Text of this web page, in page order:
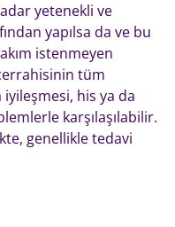
yetenekli ve
yapılsa da ve bu
istenmeyen
tüm
his ya da
karşılaşılabilir.
genellikle tedavi